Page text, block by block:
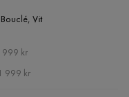
Vit
999 kr
999 kr